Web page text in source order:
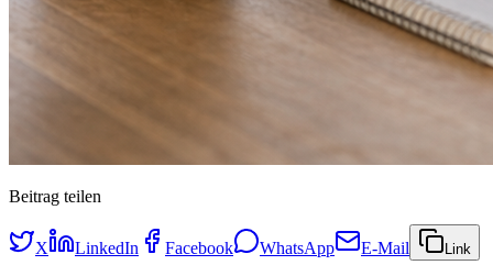
Beitrag teilen
X LinkedIn Facebook WhatsApp E-Mail Link